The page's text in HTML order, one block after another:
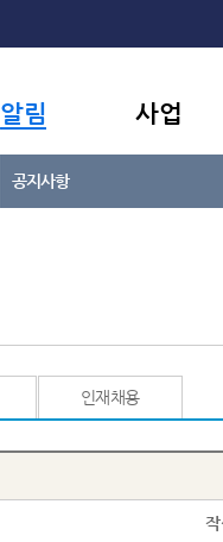
알림 사업
공지사항
인재채용